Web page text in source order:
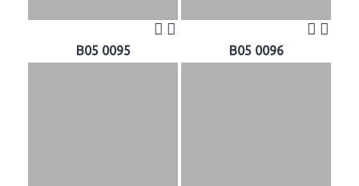
B05 0095 B05 0096